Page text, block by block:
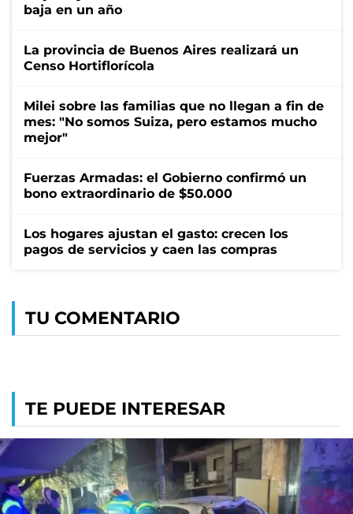
baja en un año
La provincia de Buenos Aires realizará un
Censo Hortiflorícola
Milei sobre las familias que no llegan a fin de
mes: "No somos Suiza, pero estamos mucho
mejor"
Fuerzas Armadas: el Gobierno confirmó un
bono extraordinario de $50.000
Los hogares ajustan el gasto: crecen los
pagos de servicios y caen las compras
TU COMENTARIO
TE PUEDE INTERESAR